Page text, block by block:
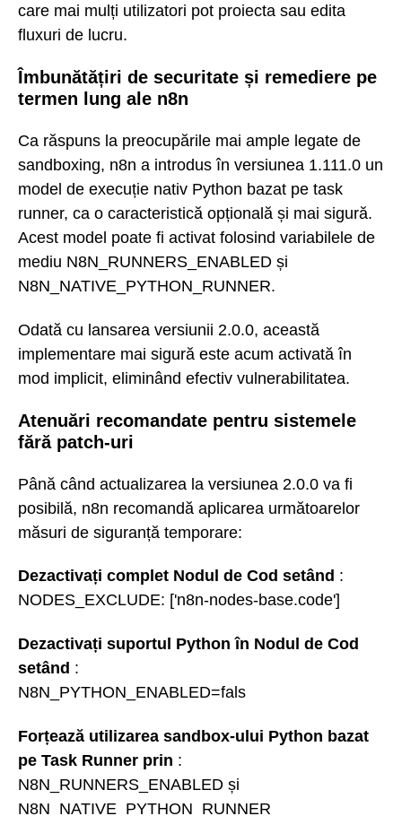
care mai mulți utilizatori pot proiecta sau edita
fluxuri de lucru.
Îmbunătățiri de securitate și remediere pe
termen lung ale n8n
Ca răspuns la preocupările mai ample legate de
sandboxing, n8n a introdus în versiunea 1.111.0 un
model de execuție nativ Python bazat pe task
runner, ca o caracteristică opțională și mai sigură.
Acest model poate fi activat folosind variabilele de
mediu N8N_RUNNERS_ENABLED și
N8N_NATIVE_PYTHON_RUNNER.
Odată cu lansarea versiunii 2.0.0, această
implementare mai sigură este acum activată în
mod implicit, eliminând efectiv vulnerabilitatea.
Atenuări recomandate pentru sistemele
fără patch-uri
Până când actualizarea la versiunea 2.0.0 va fi
posibilă, n8n recomandă aplicarea următoarelor
măsuri de siguranță temporare:
Dezactivați complet Nodul de Cod setând :
NODES_EXCLUDE: ['n8n-nodes-base.code']
Dezactivați suportul Python în Nodul de Cod
setând :
N8N_PYTHON_ENABLED=fals
Forțează utilizarea sandbox-ului Python bazat
pe Task Runner prin :
N8N_RUNNERS_ENABLED și
N8N_NATIVE_PYTHON_RUNNER